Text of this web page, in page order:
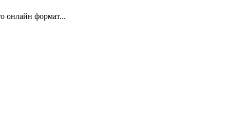
онлайн формат...